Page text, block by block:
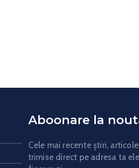
Aboonare la
Cele mai recente știri,
trimise direct pe adresa ta